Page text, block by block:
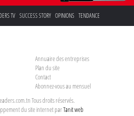
TV SUCCESS STORY OPINIONS TENDANCE
Annuaire des entreprises
Plan du site
Contact
Abonnez-vous au mensuel
Tous droits réservés.
du site internet parTanit web